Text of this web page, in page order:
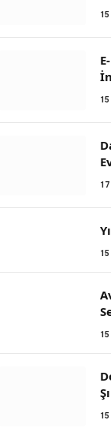
15
15
17
15
15
15